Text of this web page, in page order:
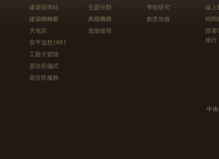
建築排排站
建築轉轉樂
天地宮
安平追想1661
工藝大冒險
原住民儀式
原住民服飾
主題分類
典藏機構
進階搜尋
學術研究
創意加值
線上
時間
跟
旅行
中